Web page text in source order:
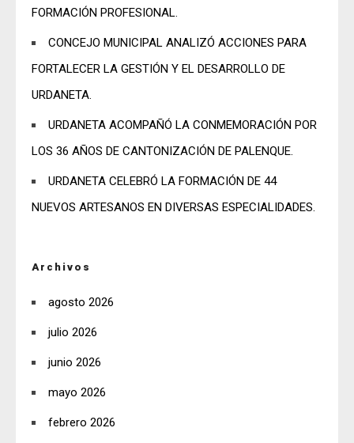
FORMACIÓN PROFESIONAL.
CONCEJO MUNICIPAL ANALIZÓ ACCIONES PARA
FORTALECER LA GESTIÓN Y EL DESARROLLO DE
URDANETA.
URDANETA ACOMPAÑÓ LA CONMEMORACIÓN POR
LOS 36 AÑOS DE CANTONIZACIÓN DE PALENQUE.
URDANETA CELEBRÓ LA FORMACIÓN DE 44
NUEVOS ARTESANOS EN DIVERSAS ESPECIALIDADES.
Archivos
agosto 2026
julio 2026
junio 2026
mayo 2026
febrero 2026